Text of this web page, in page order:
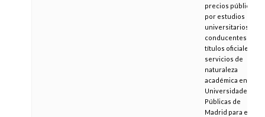
precios públicos
por estudios
universitarios
conducentes a
títulos oficiales y
servicios de
naturaleza
académica en las
Universidades
Públicas de
Madrid para el